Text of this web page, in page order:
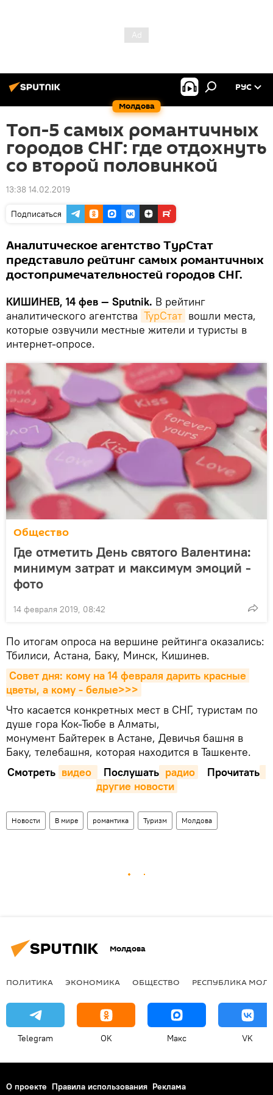
Молдова
РУС
Топ-5 самых романтичных
городов СНГ: где отдохнуть
со второй половинкой
13:38 14.02.2019
Подписаться
Аналитическое агентство ТурСтат
представило рейтинг самых романтичных
достопримечательностей городов СНГ.
КИШИНЕВ, 14 фев — Sputnik. В рейтинг
аналитического агентства ТурСтат вошли места,
которые озвучили местные жители и туристы в
интернет-опросе.
Общество
Где отметить День святого Валентина:
минимум затрат и максимум эмоций -
фото
14 февраля 2019, 08:42
По итогам опроса на вершине рейтинга оказались:
Тбилиси, Астана, Баку, Минск, Кишинев.
Совет дня: кому на 14 февраля дарить красные
цветы, а кому - белые>>>
Что касается конкретных мест в СНГ, туристам по
душе гора Кок-Тюбе в Алматы,
монумент Байтерек в Астане, Девичья башня в
Баку, телебашня, которая находится в Ташкенте.
Смотреть видео Послушать радио
Прочитать
другие новости
Новости В мире романтика Туризм Молдова
Молдова
ПОЛИТИКА ЭКОНОМИКА ОБЩЕСТВО РЕСПУБЛИКА
Telegram OK Макс VK
О проекте Правила использования Реклама